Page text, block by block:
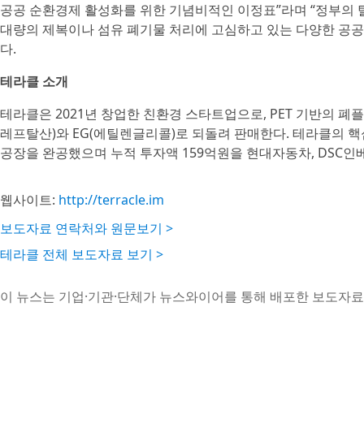
공공 순환경제 활성화를 위한 기념비적인 이정표”라며 “정부
대량의 제복이나 섬유 폐기물 처리에 고심하고 있는 다양한 공
다.
테라클 소개
테라클은 2021년 창업한 친환경 스타트업으로, PET 기반의 폐
레프탈산)와 EG(에틸렌글리콜)로 되돌려 판매한다. 테라클의
공장을 완공했으며 누적 투자액 159억원을 현대자동차, DSC
웹사이트: http://terracle.im
보도자료 연락처와 원문보기 >
테라클 전체 보도자료 보기 >
이 뉴스는 기업·기관·단체가 뉴스와이어를 통해 배포한 보도자